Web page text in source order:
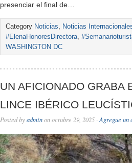
presenciar el final de…
Category Noticias, Noticias
#ElenaHonoresDirectora,
WASHINGTON DC
UN AFICIONADO GRABA
LINCE IBÉRICO
Posted byadminon octubre 29, 2025 · Agregue un